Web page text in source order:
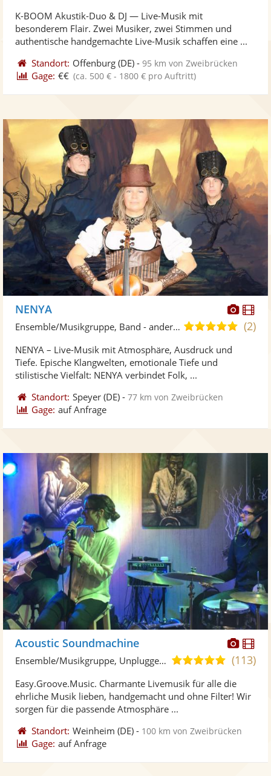
Sternen
K-BOOM Akustik-Duo & DJ — Live-Musik mit
besonderem Flair. Zwei Musiker, zwei Stimmen und
authentische handgemachte Live-Musik schaffen eine ...
Standort: Offenburg (DE) -95 km von Zweibrücken
Gage: €€ (ca. 500 € - 1800 € pro Auftritt)
NENYA
4,9(2)
Ensemble/Musikgruppe, Band - andere Kulturen
NENYA – Live-Musik mit Atmosphäre, Ausdruck und
Tiefe. Epische Klangwelten, emotionale Tiefe und
stilistische Vielfalt: NENYA verbindet Folk, ...
Standort: Speyer (DE) -77 km von Zweibrücken
Gage: auf Anfrage
Acoustic Soundmachine
5,0
5
(113)
Ensemble/Musikgruppe, Unplugged Band/Akustik Band
Easy.Groove.Music. Charmante Livemusik für alle die
ehrliche Musik lieben, handgemacht und ohne Filter! Wir
sorgen für die passende Atmosphäre ...
Standort: Weinheim (DE) - 100 km von Zweibrücken
Gage: auf Anfrage